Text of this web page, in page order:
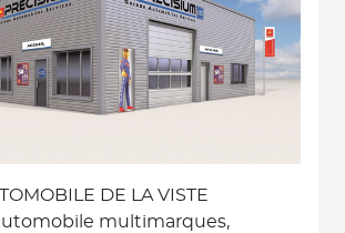
DE LA VISTE
multimarques,